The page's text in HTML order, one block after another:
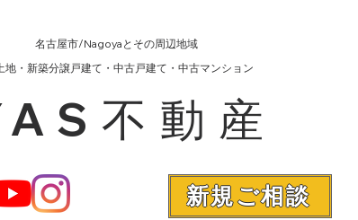
名古屋市/Nagoyaとその周辺地域
地・新築分譲戸建て・中古戸建て・中古マンション
不動産
新規ご相談